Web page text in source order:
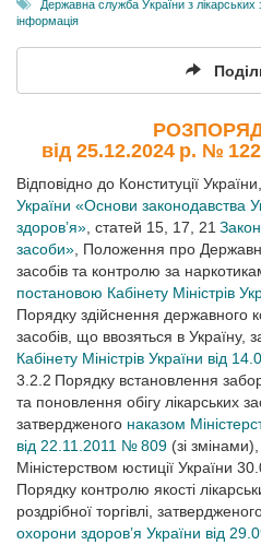
Державна служба України з лікарських
інформація
від 25.12.2024 р. №
Відповідно до Конституції
України «Основи законодавства
здоров’я» , статей 15, 17, 21
засоби» , Положення про
засобів та контролю за
постановою Кабінету Міністрів
Порядку здійснення державного
засобів, що ввозяться в Україну,
Кабінету Міністрів України від
3.2.2 Порядку встановлення
та поновлення обігу лікарських
затвердженого наказом
від 22.11.2011 № 809 (зі
Міністерством юстиції України
Порядку контролю якості
роздрібної торгівлі,
охорони здоров’я України від